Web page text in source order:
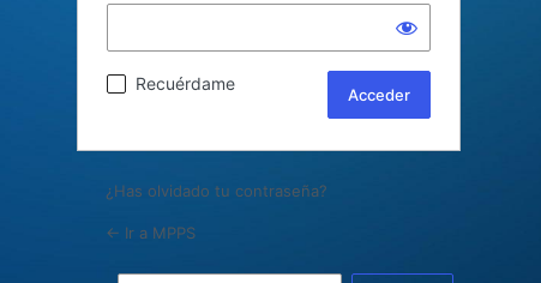
Recuérdame
¿Has olvidado tu contraseña?
← Ir a MPPS